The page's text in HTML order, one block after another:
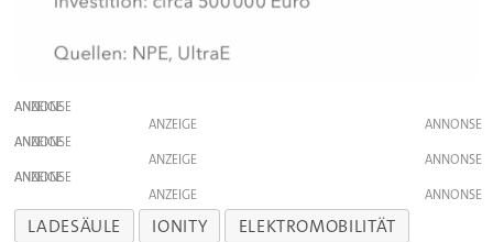
ANZEIGE
ANZEIGE
ANZEIGE
ANZEIGE
ANZEIGE
ANZEIGE
LADESÄULE IONITY
ELEKTROMOBILITÄT